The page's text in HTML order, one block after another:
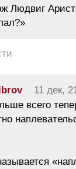
Людвиг
11 дек,
всего